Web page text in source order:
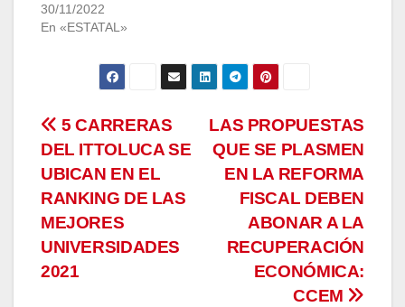
30/11/2022
En «ESTATAL»
Navegación
de
entradas
LAS PROPUESTAS
QUE SE PLASMEN
EN LA REFORMA
FISCAL DEBEN
ABONAR A LA
RECUPERACIÓN
ECONÓMICA:
CCEM
5 CARRERAS
DEL ITTOLUCA SE
UBICAN EN EL
RANKING DE LAS
MEJORES
UNIVERSIDADES
2021